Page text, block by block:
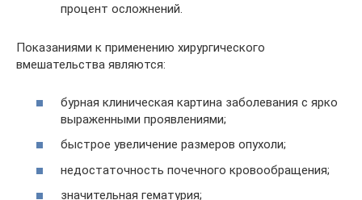
процент осложнений.
Показаниями к применению хирургического
вмешательства являются:
бурная клиническая картина заболевания с ярко
выраженными проявлениями;
быстрое увеличение размеров опухоли;
недостаточность почечного кровообращения;
значительная гематурия;